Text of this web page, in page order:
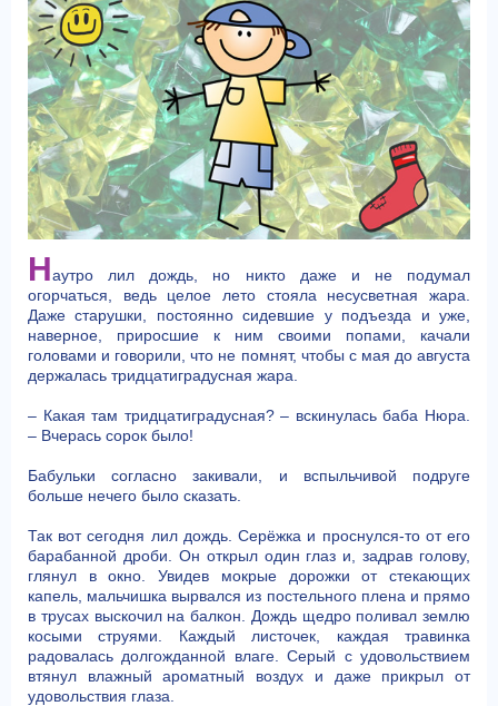
Наутро лил дождь, но никто даже и не подумал
огорчаться, ведь целое лето стояла несусветная жара.
Даже старушки, постоянно сидевшие у подъезда и уже,
наверное, приросшие к ним своими попами, качали
головами и говорили, что не помнят, чтобы с мая до августа
держалась тридцатиградусная жара.
– Какая там тридцатиградусная? – вскинулась баба Нюра.
– Вчерась сорок было!
Бабульки согласно закивали, и вспыльчивой подруге
больше нечего было сказать.
Так вот сегодня лил дождь. Серёжка и проснулся-то от его
барабанной дроби. Он открыл один глаз и, задрав голову,
глянул в окно. Увидев мокрые дорожки от стекающих
капель, мальчишка вырвался из постельного плена и прямо
в трусах выскочил на балкон. Дождь щедро поливал землю
косыми струями. Каждый листочек, каждая травинка
радовалась долгожданной влаге. Серый с удовольствием
втянул влажный ароматный воздух и даже прикрыл от
удовольствия глаза.